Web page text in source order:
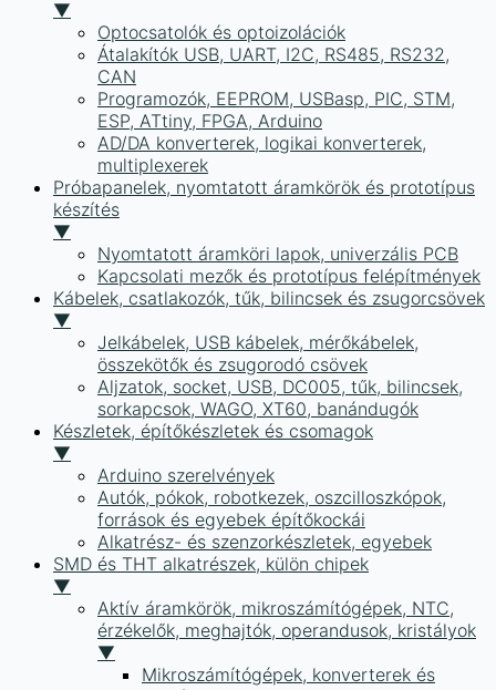
▼
Optocsatolók és optoizolációk
Átalakítók USB, UART, I2C, RS485, RS232,
CAN
Programozók, EEPROM, USBasp, PIC, STM,
ESP, ATtiny, FPGA, Arduino
AD/DA konverterek, logikai konverterek,
multiplexerek
Próbapanelek, nyomtatott áramkörök és prototípus
készítés
▼
Nyomtatott áramköri lapok, univerzális PCB
Kapcsolati mezők és prototípus felépítmények
Kábelek, csatlakozók, tűk, bilincsek és zsugorcsövek
▼
Jelkábelek, USB kábelek, mérőkábelek,
összekötők és zsugorodó csövek
Aljzatok, socket, USB, DC005, tűk, bilincsek,
sorkapcsok, WAGO, XT60, banándugók
Készletek, építőkészletek és csomagok
▼
Arduino szerelvények
Autók, pókok, robotkezek, oszcilloszkópok,
források és egyebek építőkockái
Alkatrész- és szenzorkészletek, egyebek
SMD és THT alkatrészek, külön chipek
▼
Aktív áramkörök, mikroszámítógépek, NTC,
érzékelők, meghajtók, operandusok, kristályok
▼
Mikroszámítógépek, konverterek és